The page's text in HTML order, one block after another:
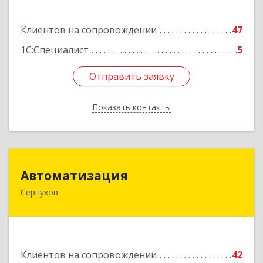
Клиентов на сопровождении
47
1С:Специалист
5
Отправить заявку
Показать контакты
Отправить заявку
Назад
Автоматизация
Серпухов
Клиентов на сопровождении
42